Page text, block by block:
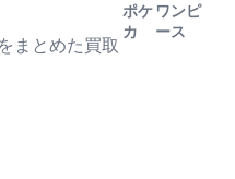
まとめた買取
ポケ
カ
ワンピ
ース